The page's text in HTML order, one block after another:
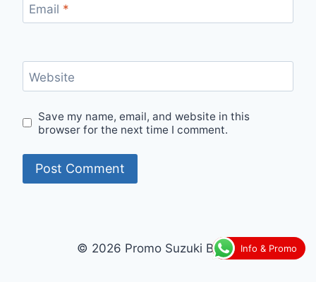
Email *
Website
Save my name, email, and website in this
browser for the next time I comment.
© 2026 Promo Suzuki Bogor Info & Promo